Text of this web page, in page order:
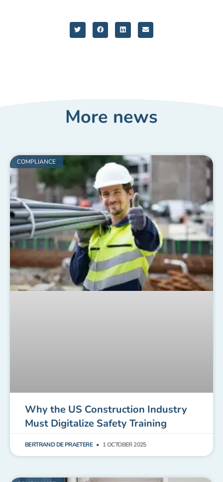
More news
COMPLIANCE
Why the US Construction Industry
Must Digitalize Safety Training
BERTRAND DE PRAETERE 1 OCTOBER 2025